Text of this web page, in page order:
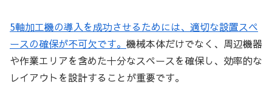
5軸加工機の導入を成功させるためには、適切な設置スペ
ースの確保が不可欠です。 機械本体だけでなく、周辺機器
や作業エリアを含めた十分なスペースを確保し、効率的な
レイアウトを設計することが重要です。